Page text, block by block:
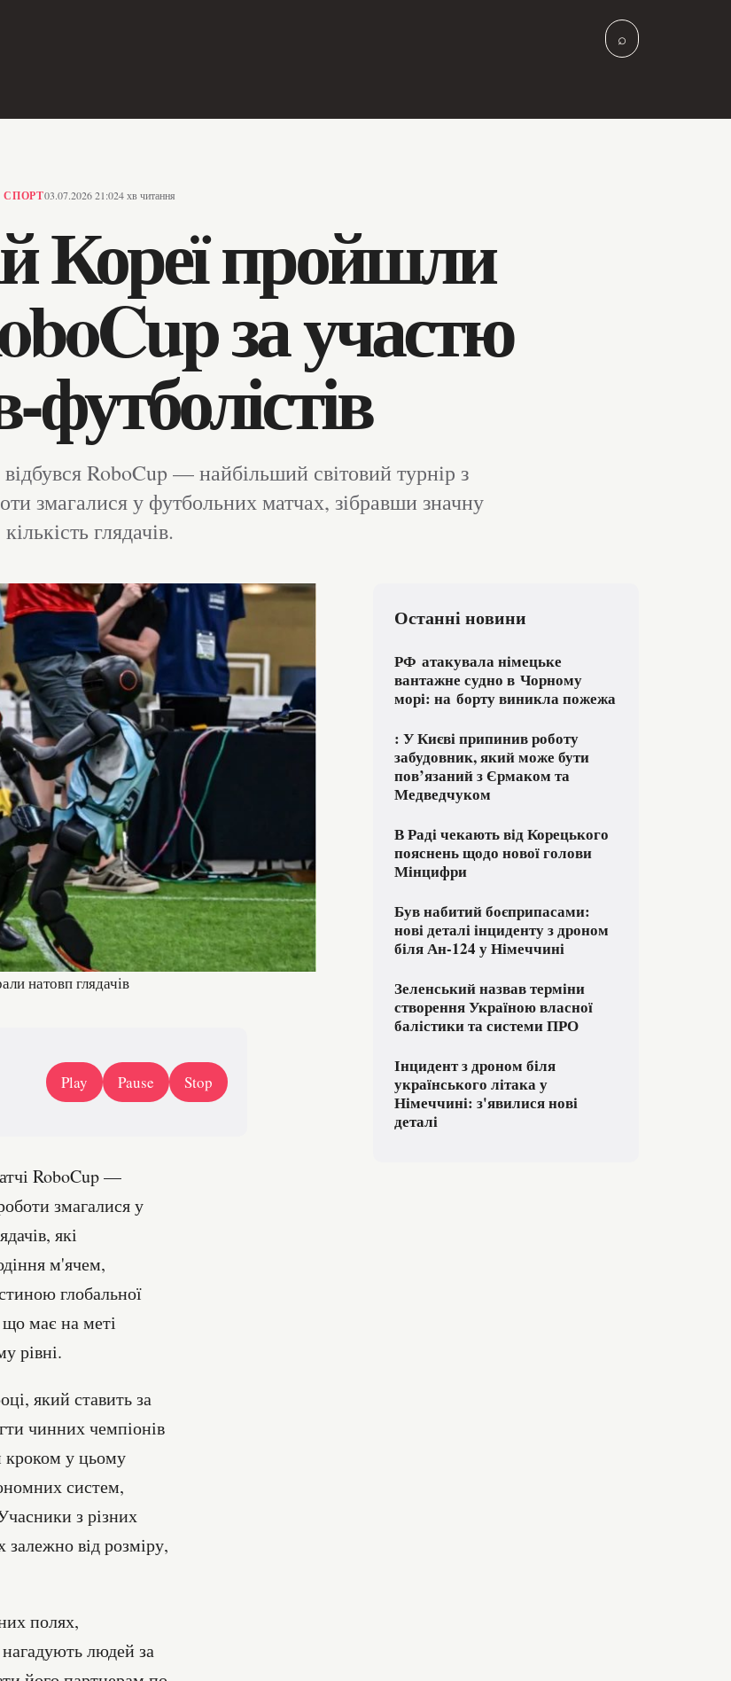
⌕
СПОРТ03.07.2026 21:024 хв читання
Кореї пройшли
за участю
футболістів
RoboCup — найбільший світовий турнір з
змагалися у футбольних матчах, зібравши значну
кількість глядачів.
натовп глядачів
Play Pause Stop
RoboCup —
змагалися у
які
м'ячем,
глобальної
що має на меті
рівні.
який ставить за
чинних чемпіонів
кроком у цьому
систем,
з різних
залежно від розміру,
полях,
людей за
Останні новини
РФ атакувала німецьке
вантажне судно в Чорному
морі: на борту виникла пожежа
: У Києві припинив роботу
забудовник, який може бути
пов’язаний з Єрмаком та
Медведчуком
В Раді чекають від Корецького
пояснень щодо нової голови
Мінцифри
Був набитий боєприпасами:
нові деталі інциденту з дроном
біля Ан-124 у Німеччині
Зеленський назвав терміни
створення Україною власної
балістики та системи ПРО
Інцидент з дроном біля
українського літака у
Німеччині: з'явилися нові
деталі